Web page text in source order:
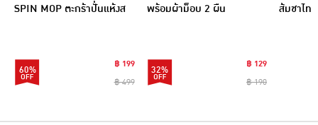
SPIN MOP ตะกร้าปั่นแห้งส
60%
฿ 199
฿ 499
พร้อมผ้าม็อบ 2 ผืน
32%
฿ 129
฿ 190
ส้มชาไท